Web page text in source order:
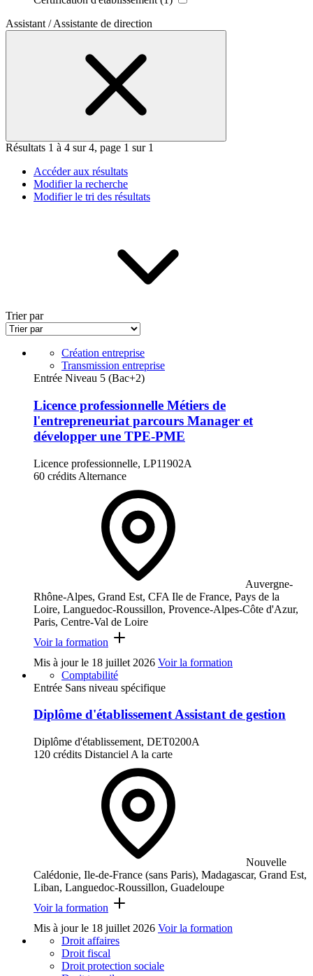
Assistant / Assistante de direction
Résultats 1 à 4 sur 4, page 1 sur 1
Accéder aux résultats
Modifier la recherche
Modifier le tri des résultats
Trier par
Création entreprise
Transmission entreprise
Entrée Niveau 5 (Bac+2)
Licence professionnelle Métiers de
l'entrepreneuriat parcours Manager et
développer une TPE-PME
Licence professionnelle, LP11902A
60 crédits Alternance
Auvergne-
Rhône-Alpes, Grand Est, CFA Ile de France, Pays de la
Loire, Languedoc-Roussillon, Provence-Alpes-Côte d'Azur,
Paris, Centre-Val de Loire
Voir la formation
Mis à jour le 18 juillet 2026 Voir la formation
Comptabilité
Entrée Sans niveau spécifique
Diplôme d'établissement Assistant de gestion
Diplôme d'établissement, DET0200A
120 crédits Distanciel A la carte
Nouvelle
Calédonie, Ile-de-France (sans Paris), Madagascar, Grand Est,
Liban, Languedoc-Roussillon, Guadeloupe
Voir la formation
Mis à jour le 18 juillet 2026 Voir la formation
Droit affaires
Droit fiscal
Droit protection sociale